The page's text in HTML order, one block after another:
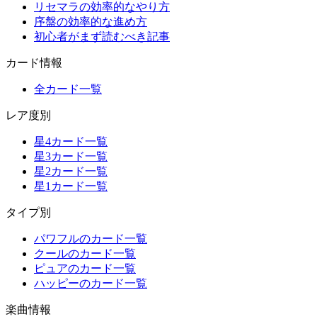
リセマラの効率的なやり方
序盤の効率的な進め方
初心者がまず読むべき記事
カード情報
全カード一覧
レア度別
星4カード一覧
星3カード一覧
星2カード一覧
星1カード一覧
タイプ別
パワフルのカード一覧
クールのカード一覧
ピュアのカード一覧
ハッピーのカード一覧
楽曲情報